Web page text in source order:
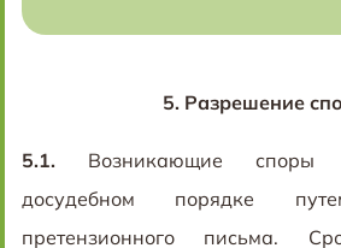
5.Разрешение
5.1. Возникающие споры
досудебном порядке
претензионного письма.